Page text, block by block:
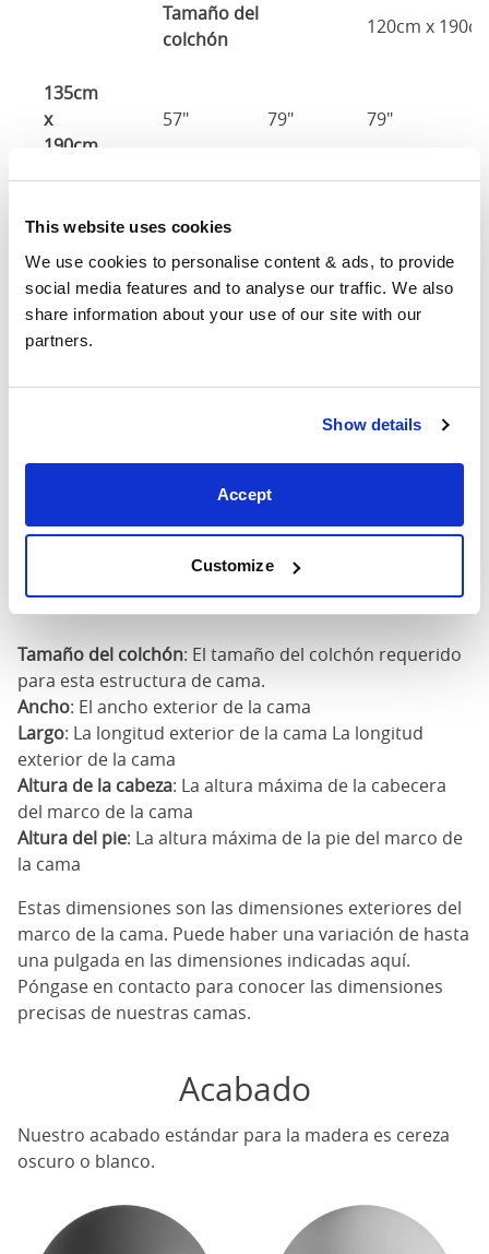
This website uses cookies
We use cookies to personalise content & ads, to provide
social media features and to analyse our traffic. We also
share information about your use of our site with our
partners.
Show details
Accept
Customize
Tamaño del
colchón
120cm x
135cm
x
190cm
57" 79" 79"
X
59"
150cm 63" 83" 79"
colchón
X
67" 83" 79"
180cm
200cm
83"
Tamaño del colchón: El tamaño del colchón requerido
para esta estructura de cama.
Ancho: El ancho exterior de la cama
Largo: La longitud exterior de la cama La longitud
exterior de la cama
Altura de la cabeza: La altura máxima de la cabecera
del marco de la cama
Altura del pie: La altura máxima de la pie del marco de
la cama
Estas dimensiones son las dimensiones exteriores del
marco de la cama. Puede haber una variación de hasta
una pulgada en las dimensiones indicadas aquí.
Póngase en contacto para conocer las dimensiones
precisas de nuestras camas.
Acabado
Nuestro acabado estándar para la madera es cereza
oscuro o blanco.